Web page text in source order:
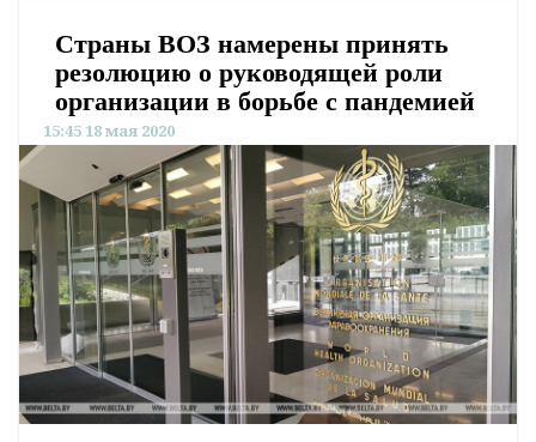
Страны ВОЗ намерены принять
резолюцию о руководящей роли
организации в борьбе с пандемией
15:45 18 мая 2020